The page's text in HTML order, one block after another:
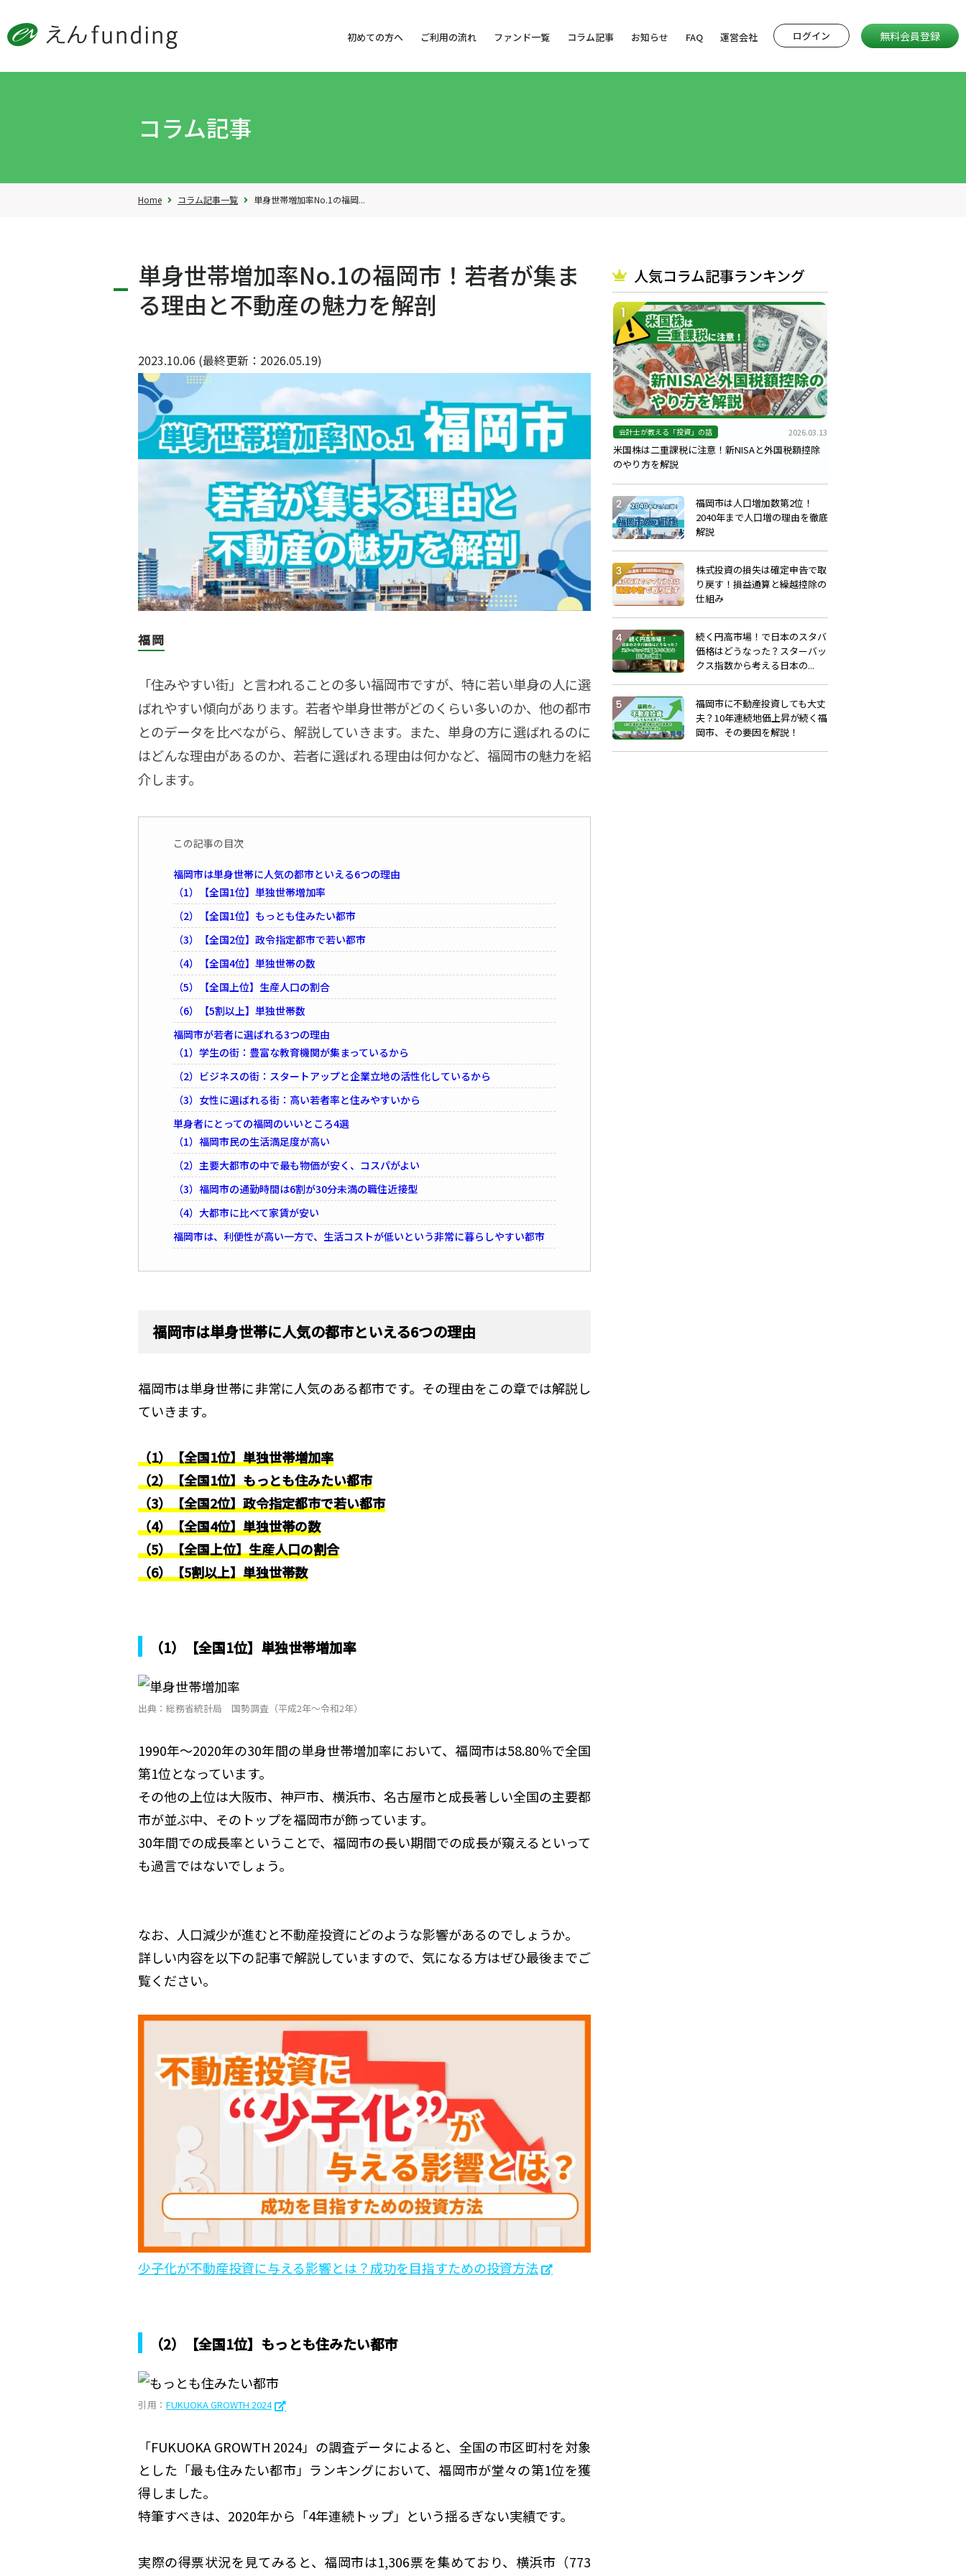
初めての方へ ご利用の流れ ファンド一覧 コラム記事 お知らせ FAQ 運営会社 ログイン 無料会員登録
コラム記事
Home コラム記事一覧 単身世帯増加率No.1の福岡...
単身世帯増加率No.1の福岡市！若者が集ま
る理由と不動産の魅力を解剖
2023.10.06 (最終更新：2026.05.19)
福岡
「住みやすい街」と言われることの多い福岡市ですが、特に若い単身の人に選
ばれやすい傾向があります。若者や単身世帯がどのくらい多いのか、他の都市
とのデータを比べながら、解説していきます。また、単身の方に選ばれるのに
はどんな理由があるのか、若者に選ばれる理由は何かなど、福岡市の魅力を紹
介します。
この記事の目次
福岡市は単身世帯に人気の都市といえる6つの理由
（1）【全国1位】単独世帯増加率
（2）【全国1位】もっとも住みたい都市
（3）【全国2位】政令指定都市で若い都市
（4）【全国4位】単独世帯の数
（5）【全国上位】生産人口の割合
（6）【5割以上】単独世帯数
福岡市が若者に選ばれる3つの理由
（1）学生の街：豊富な教育機関が集まっているから
（2）ビジネスの街：スタートアップと企業立地の活性化しているから
（3）女性に選ばれる街：高い若者率と住みやすいから
単身者にとっての福岡のいいところ4選
（1）福岡市民の生活満足度が高い
（2）主要大都市の中で最も物価が安く、コスパがよい
（3）福岡市の通勤時間は6割が30分未満の職住近接型
（4）大都市に比べて家賃が安い
福岡市は、利便性が高い一方で、生活コストが低いという非常に暮らしやすい都市
福岡市は単身世帯に人気の都市といえる6つの理由
福岡市は単身世帯に非常に人気のある都市です。その理由をこの章では解説し
ていきます。
（1）【全国1位】単独世帯増加率
（2）【全国1位】もっとも住みたい都市
（3）【全国2位】政令指定都市で若い都市
（4）【全国4位】単独世帯の数
（5）【全国上位】生産人口の割合
（6）【5割以上】単独世帯数
（1）【全国1位】単独世帯増加率
出典：総務省統計局 国勢調査（平成2年〜令和2年）
1990年〜2020年の30年間の単身世帯増加率において、福岡市は58.80％で全国
第1位となっています。
その他の上位は大阪市、神戸市、横浜市、名古屋市と成長著しい全国の主要都
市が並ぶ中、そのトップを福岡市が飾っています。
30年間での成長率ということで、福岡市の長い期間での成長が窺えるといって
も過言ではないでしょう。
なお、人口減少が進むと不動産投資にどのような影響があるのでしょうか。
詳しい内容を以下の記事で解説していますので、気になる方はぜひ最後までご
覧ください。
少子化が不動産投資に与える影響とは？成功を目指すための投資方法
（2）【全国1位】もっとも住みたい都市
引用： FUKUOKA GROWTH 2024
「FUKUOKA GROWTH 2024」の調査データによると、全国の市区町村を対象
とした「最も住みたい都市」ランキングにおいて、福岡市が堂々の第1位を獲
得しました。
特筆すべきは、2020年から「4年連続トップ」という揺るぎない実績です。
実際の得票状況を見てみると、福岡市は1,306票を集めており、横浜市（773
人気コラム記事ランキング
会計士が教える「投資」の話 2026.03.13
米国株は二重課税に注意！新NISAと外国税額控除
のやり方を解説
福岡市は人口増加数第2位！
2040年まで人口増の理由を徹底
解説
株式投資の損失は確定申告で取
り戻す！損益通算と繰越控除の
仕組み
続く円高市場！で日本のスタバ
価格はどうなった？スターバッ
クス指数から考える日本の...
福岡市に不動産投資しても大丈
夫？10年連続地価上昇が続く福
岡市、その要因を解説！